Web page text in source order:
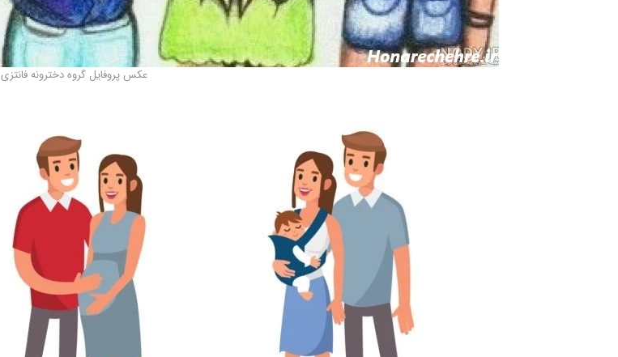
عکس پروفایل گروه دخترونه فانتزی